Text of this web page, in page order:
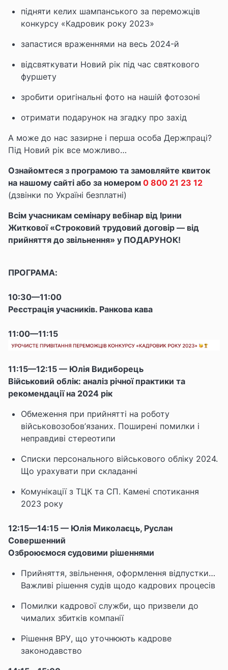
підняти келих шампанського за переможців
конкурсу «Кадровик року 2023»
запастися враженнями на весь 2024-й
відсвяткувати Новий рік під час святкового
фуршету
зробити оригінальні фото на нашій фотозоні
отримати подарунок на згадку про захід
А може до нас зазирне і перша особа Держпраці?
Під Новий рік все можливо…
Ознайомтеся з програмою та замовляйте квиток
на нашому сайті або за номером 0 800 21 23 12
(дзвінки по Україні безплатні)
Всім учасникам семінару вебінар від Ірини
Житкової «Строковий трудовий договір — від
прийняття до звільнення» у ПОДАРУНОК!
ПРОГРАМА:
10:30—11:00
Реєстрація учасників. Ранкова кава
11:00—11:15
11:15—12:15 — Юлія Видиборець
Військовий облік: аналіз річної практики та
рекомендації на 2024 рік
Обмеження при прийнятті на роботу
військовозобов’язаних. Поширені помилки і
неправдиві стереотипи
Списки персонального військового обліку 2024.
Що урахувати при складанні
Комунікації з ТЦК та СП. Камені спотикання
2023 року
12:15—14:15 — Юлія Миколаєць, Руслан
Совершенний
Озброюємося судовими рішеннями
Прийняття, звільнення, оформлення відпустки…
Важливі рішення судів щодо кадрових процесів
Помилки кадрової служби, що призвели до
чималих збитків компанії
Рішення ВРУ, що уточнюють кадрове
законодавство